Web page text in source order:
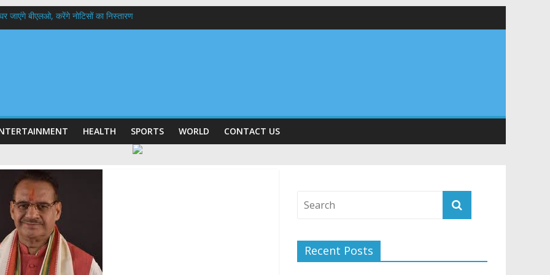
जाएंगे बीएलओ, करेंगे नोटिसों का निस्तारण
रहें अधिकारी-मुख्य सचिव मानसून-एसईओसी से मुख्य सचिव ने की विस्तृत समीक्षा कहा-बंद सड़कों को शीघ्र खोला जाए, लोगों को न हो दिक्कत
HEALTH SPORTS WORLD CONTACT US
Recent Posts